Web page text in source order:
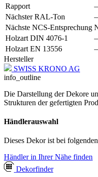
Rapport
Nächster RAL-Ton
Nächste NCS-Entsprechung
Holzart DIN 4076-1
Holzart EN 13556
Hersteller
SWISS KRONO AG
info_outline
Die Darstellung der Dekore
Strukturen der gefertigten
Händlerauswahl
Dieses Dekor ist bei
Händler in Ihrer Nähe finden
Dekorfinder